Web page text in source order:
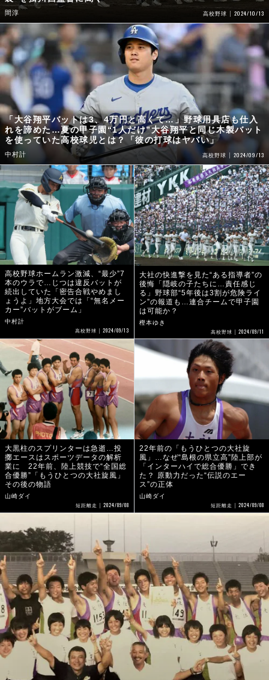
間淳 高校野球 2024/10/13
「大谷翔平バットは3、4万円と高くて…」野球用具店も仕入
れを諦めた…夏の甲子園“1人だけ”大谷翔平と同じ木製バット
を使っていた高校球児とは？「彼の打球はヤバい」
中村計 高校野球 2024/09/13
高校野球ホームラン激減、“最少”7
本のウラで…じつは違反バットが
続出していた「密告合戦やめまし
ょうよ」地方大会では「“無名メー
カー”バットがブーム」
中村計
高校野球 2024/09/13
大社の快進撃を見た“ある指導者”の
後悔「隠岐の子たちに…責任感じ
る」野球部“5年後は3割が危険ライ
ン”の報道も…連合チームで甲子園
は可能か？
樫本ゆき
高校野球 2024/09/11
大黒柱のスプリンターは急逝…投
擲エースはスポーツデータの解析
業に 22年前、陸上競技で“全国総
合優勝”「もうひとつの大社旋風」
その後の物語
山崎ダイ
短距離走 2024/09/08
22年前の「もうひとつの大社旋
風」…なぜ“島根の県立高”陸上部が
「インターハイで総合優勝」でき
た？ 原動力だった“伝説のエー
ス”の正体
山崎ダイ
短距離走 2024/09/08